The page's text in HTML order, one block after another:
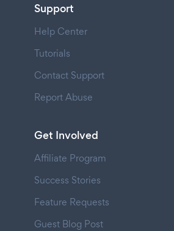
Support
Help Center
Tutorials
Contact Support
Report Abuse
Get Involved
Affiliate Program
Success Stories
Feature Requests
Guest Blog Post